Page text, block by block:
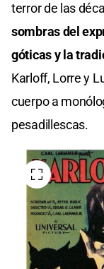
terror de las
sombras del
góticas y la
Karloff, Lorre y
cuerpo a
pesadillescas.